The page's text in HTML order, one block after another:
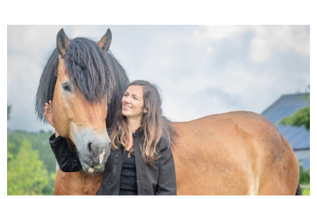
paardenvoeding.